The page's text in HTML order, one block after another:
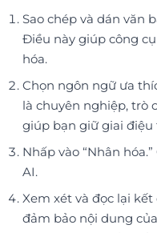
Sao chép và dán văn
Điều này giúp công
hóa.
Chọn ngôn ngữ ưa
là chuyên nghiệp, trò
giúp bạn giữ giai điệu
Nhấp vào “Nhân
AI.
Xem xét và đọc lại
đảm bảo nội dung